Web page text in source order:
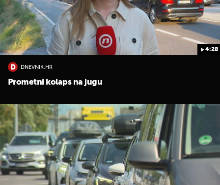
4:28
DNEVNIK.HR
Prometni kolaps na juguUKLJUČITE NOTIFIKACIJE